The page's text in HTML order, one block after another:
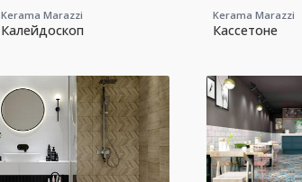
Kerama Marazzi
Калейдоскоп
Kerama Marazzi
Кассетоне